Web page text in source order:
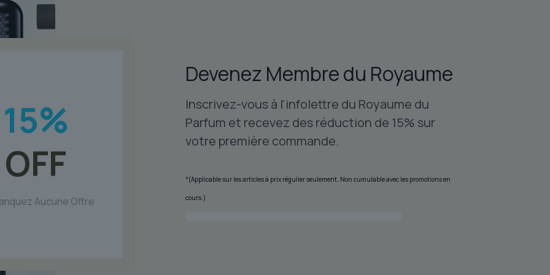
15%
OFF
Aucune Offre
Devenez Membre du Royaume
Inscrivez-vous à l'infolettre du Royaume du
Parfum et recevez des réduction de 15% sur
votre première commande.
*(Applicable sur les articles à prix régulier seulement. Non cumulable avec les promotions en
cours.)